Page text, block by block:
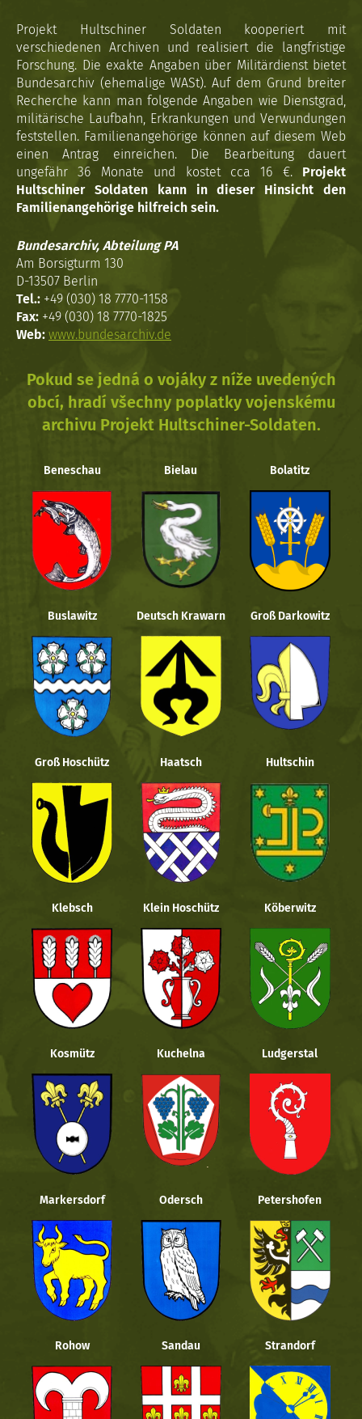
Projekt Hultschiner Soldaten kooperiert mit
verschiedenen Archiven und realisiert die langfristige
Forschung. Die exakte Angaben über Militärdienst bietet
Bundesarchiv (ehemalige WASt). Auf dem Grund breiter
Recherche kann man folgende Angaben wie Dienstgrad,
militärische Laufbahn, Erkrankungen und Verwundungen
feststellen. Familienangehörige können auf diesem Web
einen Antrag einreichen. Die Bearbeitung dauert
ungefähr 36 Monate und kostet cca 16 €. Projekt
Hultschiner Soldaten kann in dieser Hinsicht den
Familienangehörige hilfreich sein.
Bundesarchiv, Abteilung PA
Am Borsigturm 130
D-13507 Berlin
Tel.: +49 (030) 18 7770-1158
Fax: +49 (030) 18 7770-1825
Web: www.bundesarchiv.de
Pokud se jedná o vojáky z níže uvedených
obcí, hradí všechny poplatky vojenskému
archivu Projekt Hultschiner-Soldaten.
Beneschau Bielau Bolatitz
Buslawitz Deutsch Krawarn Groß Darkowitz
Groß Hoschütz Haatsch Hultschin
Klebsch Klein Hoschütz Köberwitz
Kosmütz Kuchelna Ludgerstal
Markersdorf Odersch Petershofen
Rohow Sandau Strandorf